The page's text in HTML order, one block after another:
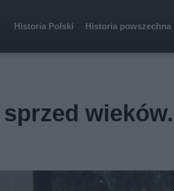
Historia Polski Historia powszechna
sprzed